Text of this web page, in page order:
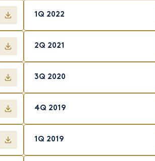
1Q 2022
2Q 2021
3Q 2020
4Q 2019
1Q 2019